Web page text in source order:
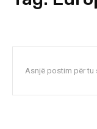
Asnjë postim për tu